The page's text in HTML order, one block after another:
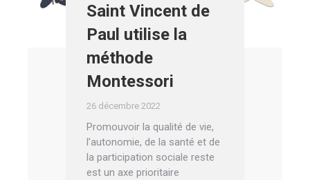
Saint Vincent de
Paul utilise la
méthode
Montessori
26 décembre 2022
Promouvoir la qualité de vie,
l’autonomie, de la santé et de
la participation sociale reste
est un axe prioritaire